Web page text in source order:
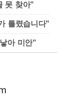
못 찾아"
틀렸습니다"
아 미안"